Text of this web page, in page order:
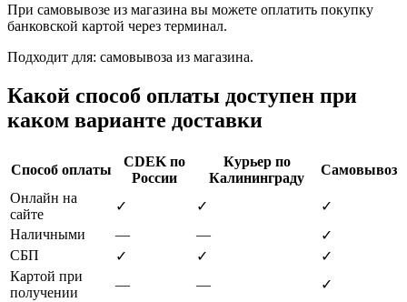
При самовывозе из магазина вы можете оплатить покупку
банковской картой через терминал.
Подходит для: самовывоза из магазина.
Какой способ оплаты доступен при
каком варианте доставки
Способ оплаты
CDEK по
России
Курьер по
Калининграду
Самовывоз
Онлайн на
сайте
✓ ✓
✓
Наличными
— —
✓
СБП
✓ ✓
✓
Картой при
получении
— —
✓